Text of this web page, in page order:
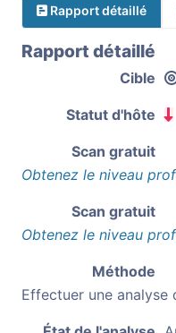
Rapport détaillé
Rapport détaillé
Cible
Statut d'hôte
Scan gratuit
Obtenez le niveau
Scan gratuit
Obtenez le niveau
Méthode
Effectuer une